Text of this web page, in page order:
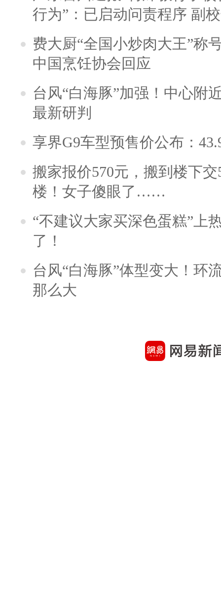
行为”：已启动问责程序 副
费大厨“全国小炒肉大王”称
中国烹饪协会回应
台风“白海豚”加强！中心附
最新研判
享界G9车型预售价公布：
搬家报价570元，搬到楼下
楼！女子傻眼了……
“不建议大家买深色蛋糕”上
了！
台风“白海豚”体型变大！环
那么大